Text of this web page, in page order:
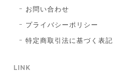
2024/11/30
お問い合わせ
プライバシーポリシー
特定商取引法に基づく表記
LINK